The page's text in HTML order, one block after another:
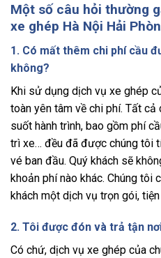
Một số câu hỏi thường
xe ghép Hà Nội Hải
1. Có mất thêm chi phí cầu
không?
Khi sử dụng dịch vụ xe ghép
toàn yên tâm về chi phí. Tất
suốt hành trình, bao gồm phí
trì xe… đều đã được chúng tôi
vé ban đầu. Quý khách sẽ
khoản phí nào khác. Chúng tôi
khách một dịch vụ trọn gói,
2. Tôi được đón và trả tận
Có chứ, dịch vụ xe ghép của